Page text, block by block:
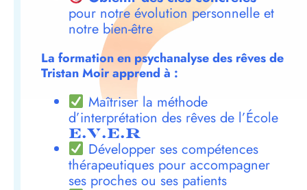
pour notre évolution personnelle et
notre bien-être
La formation en psychanalyse des rêves de
Tristan Moir apprend à :
Maîtriser la méthode
d’interprétation des rêves de l’École
E.V.E.R
Développer ses compétences
thérapeutiques pour accompagner
ses proches ou ses patients